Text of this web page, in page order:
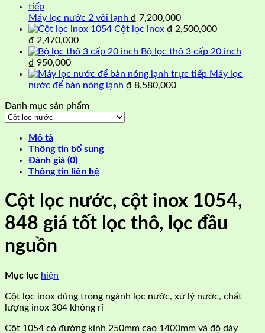
Máy lọc nước 2 vòi lạnh ₫ 7,200,000
Cột lọc inox ₫2,500,000
Giá
gốc
là:
₫ 2,500,000.
₫ 2,470,000Giá
hiện
là:
₫ 2,470,000.
Bộ lọc thô 3 cấp 20 inch
₫ 950,000
Máy lọc
nước để bàn nóng lạnh ₫ 8,580,000
Danh mục sản phẩm
Mô tả
Thông tin bổ sung
Đánh giá (0)
Thông tin liên hệ
Cột lọc nước, cột inox 1054,
848 giá tốt lọc thô, lọc đầu
nguồn
Mục lục hiện
Cột lọc inox dùng trong ngành lọc nước, xử lý nước, chất
lượng inox 304 không rỉ
Cột 1054 có đường kính 250mm cao 1400mm và độ dày